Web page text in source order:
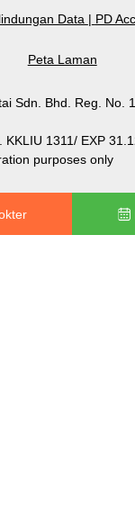
Data | PD
Peta Laman
Sdn. Bhd. Reg. No.
KKLIU 1311/ EXP
purposes only